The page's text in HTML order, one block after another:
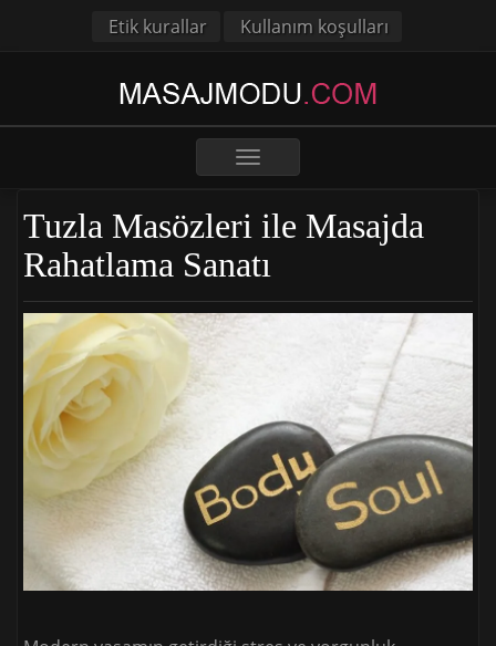
Etik kurallar Kullanım koşulları
Toggle
Tuzla Masözleri ile Masajda
Rahatlama Sanatı